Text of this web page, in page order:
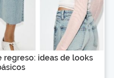
regreso: ideas de looks